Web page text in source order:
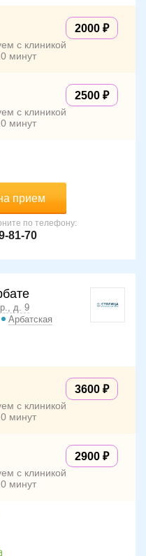
2000
с клиникой
минут
2500
с клиникой
минут
прием
по телефону:
81-70
д. 9
Арбатская
3600
с клиникой
минут
2900
с клиникой
минут